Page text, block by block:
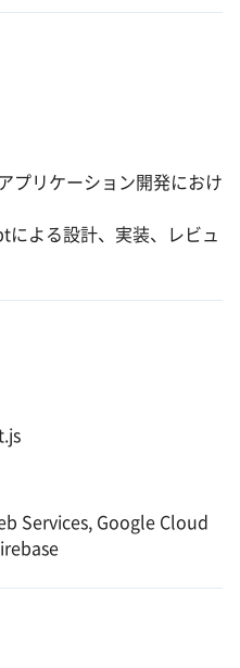
プリケーション開発におけ
による設計、実装、レビュ
Services, Google Cloud